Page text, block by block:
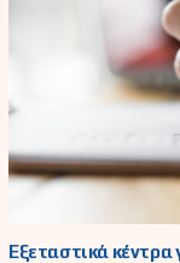
Εξεταστικά κέντρα